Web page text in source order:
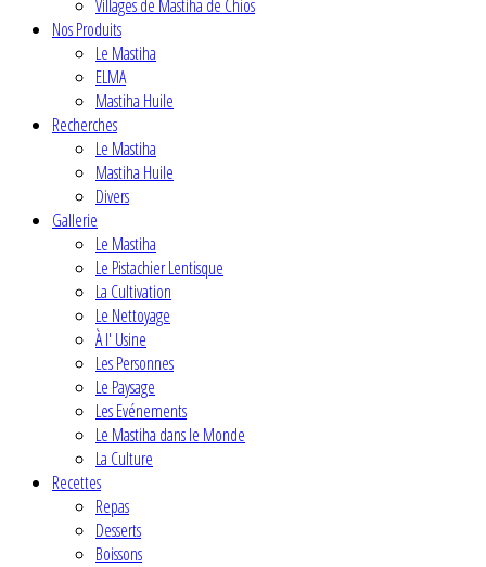
Villages de Mastiha de Chios
Nos Produits
Le Mastiha
ELMA
Mastiha Huile
Recherches
Le Mastiha
Mastiha Huile
Divers
Gallerie
Le Mastiha
Le Pistachier Lentisque
La Cultivation
Le Nettoyage
À l' Usine
Les Personnes
Le Paysage
Les Evénements
Le Mastiha dans le Monde
La Culture
Recettes
Repas
Desserts
Boissons